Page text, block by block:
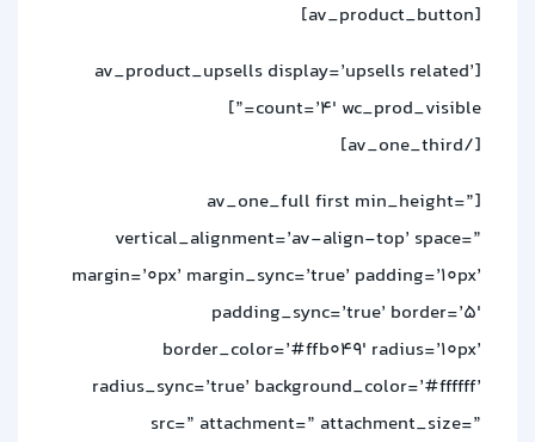
[av_product_button]
[av_product_upsells display=’upsells related’
count=’4′ wc_prod_visible=”]
[/av_one_third]
[av_one_full first min_height=”
vertical_alignment=’av-align-top’ space=”
margin=’0px’ margin_sync=’true’ padding=’10px’
padding_sync=’true’ border=’5′
border_color=’#ffb049′ radius=’10px’
radius_sync=’true’ background_color=’#ffffff’
src=” attachment=” attachment_size=”